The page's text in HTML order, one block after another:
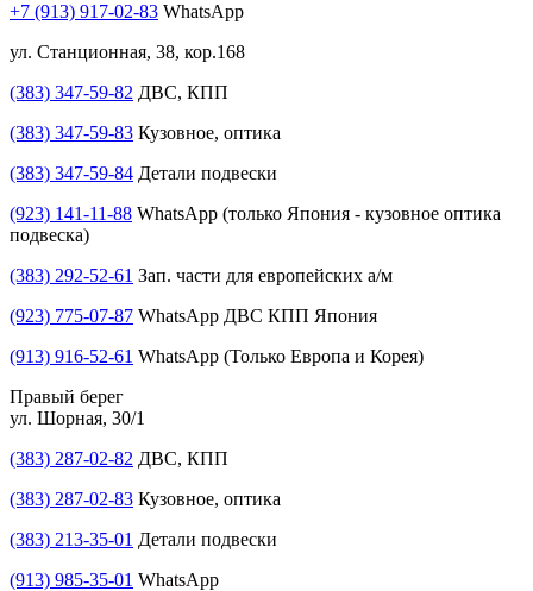
+7 (913) 917-02-83 WhatsApp
ул. Станционная, 38, кор.168
(383) 347-59-82 ДВС, КПП
(383) 347-59-83 Кузовное, оптика
(383) 347-59-84 Детали подвески
(923) 141-11-88 WhatsApp (только Япония - кузовное оптика
подвеска)
(383) 292-52-61 Зап. части для европейских а/м
(923) 775-07-87 WhatsApp ДВС КПП Япония
(913) 916-52-61 WhatsApp (Только Европа и Корея)
Правый берег
ул. Шорная, 30/1
(383) 287-02-82 ДВС, КПП
(383) 287-02-83 Кузовное, оптика
(383) 213-35-01 Детали подвески
(913) 985-35-01 WhatsApp